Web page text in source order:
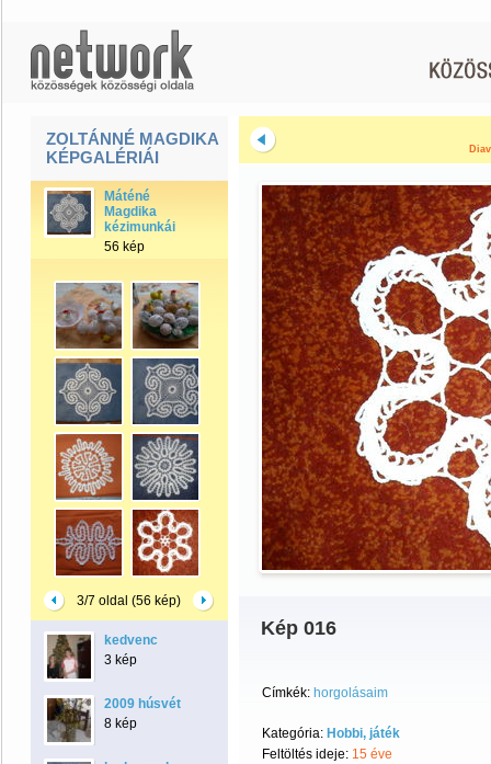
ZOLTÁNNÉ MAGDIKA
KÉPGALÉRIÁI
Máténé
Magdika
kézimunkái
56 kép
3/7 oldal (56 kép)
kedvenc
3 kép
2009 húsvét
8 kép
Kép 016
Címkék: horgolásaim
Kategória: Hobbi, játék
Feltöltés ideje: 15 éve